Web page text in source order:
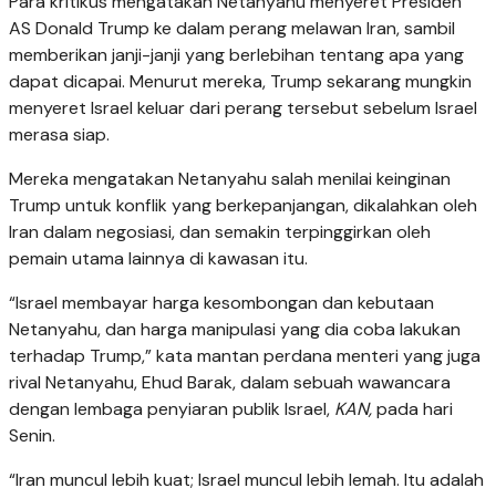
AS Donald Trump ke dalam perang melawan Iran, sambil
memberikan janji-janji yang berlebihan tentang apa yang
dapat dicapai. Menurut mereka, Trump sekarang mungkin
menyeret Israel keluar dari perang tersebut sebelum Israel
merasa siap.
Mereka mengatakan Netanyahu salah menilai keinginan
Trump untuk konflik yang berkepanjangan, dikalahkan oleh
Iran dalam negosiasi, dan semakin terpinggirkan oleh
pemain utama lainnya di kawasan itu.
“Israel membayar harga kesombongan dan kebutaan
Netanyahu, dan harga manipulasi yang dia coba lakukan
terhadap Trump,” kata mantan perdana menteri yang juga
rival Netanyahu, Ehud Barak, dalam sebuah wawancara
dengan lembaga penyiaran publik Israel, KAN,pada hari
Senin.
“Iran muncul lebih kuat; Israel muncul lebih lemah. Itu adalah